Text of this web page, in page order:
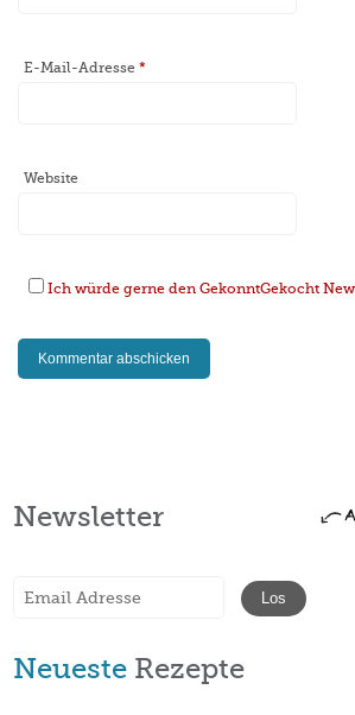
E-Mail-Adresse*
Website
Ich würde gerne den GekonntGekocht
Newsletter
Neueste Rezepte